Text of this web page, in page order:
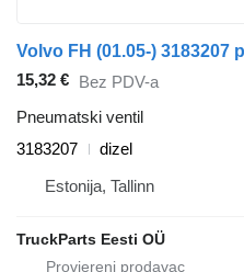
15,32 € Bez PDV-a
Pneumatski ventil
3183207
dizel
Estonija, Tallinn
TruckParts Eesti OÜ